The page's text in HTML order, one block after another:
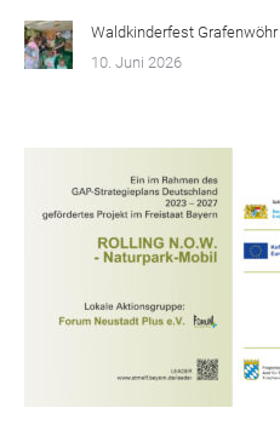
Waldkinderfest Grafenwöhr
10. Juni 2026